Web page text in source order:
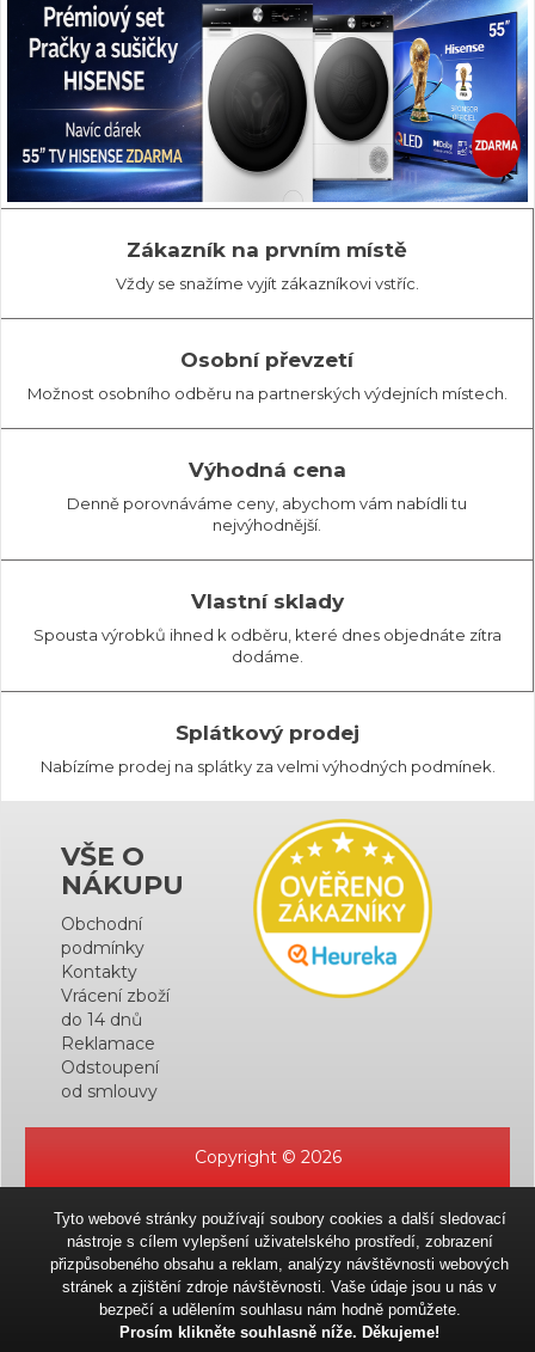
Zákazník na prvním místě
Vždy se snažíme vyjít zákazníkovi vstříc.
Osobní převzetí
Možnost osobního odběru na partnerských výdejních místech.
Výhodná cena
Denně porovnáváme ceny, abychom vám nabídli tu
nejvýhodnější.
Vlastní sklady
Spousta výrobků ihned k odběru, které dnes objednáte zítra
dodáme.
Splátkový prodej
Nabízíme prodej na splátky za velmi výhodných podmínek.
VŠE O
NÁKUPU
Obchodní
podmínky
Kontakty
Vrácení zboží
do 14 dnů
Reklamace
Odstoupení
od smlouvy
Copyright © 2026
Tyto webové stránky používají soubory cookies a další sledovací
nástroje s cílem vylepšení uživatelského prostředí, zobrazení
přizpůsobeného obsahu a reklam, analýzy návštěvnosti webových
stránek a zjištění zdroje návštěvnosti. Vaše údaje jsou u nás v
bezpečí a udělením souhlasu nám hodně pomůžete.
Prosím klikněte souhlasně níže. Děkujeme!